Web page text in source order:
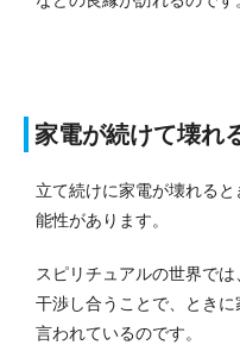
家電が続けて壊れ
立て続けに家電が壊れる
能性があります。
スピリチュアルの世界で
干渉し合うことで、とき
言われているのです。